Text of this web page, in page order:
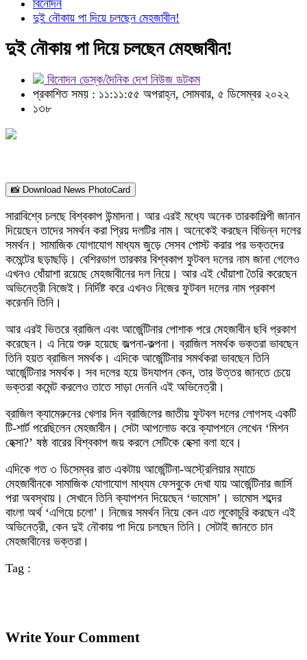
বিনোদন
দুই নৌকায় পা দিয়ে চলছেন মেহজাবীন!
দুই নৌকায় পা দিয়ে চলছেন মেহজাবীন!
বিনোদন ডেস্ক/দৈনিক দেশ নিউজ ডটকম
প্রকাশিত সময় : ১১:১১:৫৫ অপরাহ্ন, সোমবার, ৫ ডিসেম্বর ২০২২
১৩৮
📸 Download News PhotoCard
সারাবিশ্বে চলছে বিশ্বকাপ উন্মাদনা। আর এরই মধ্যে অনেক তারকাশিল্পী জানান
দিয়েছেন তাদের সমর্থন করা প্রিয় দলটির নাম। অনেকেই করছেন বিভিন্ন দলের
সমর্থন। সামাজিক যোগাযোগ মাধ্যম জুড়ে সেসব পোস্ট করার পর ভক্তদের
কমেন্টের ছড়াছড়ি। বেশিরভাগ তারকার বিশ্বকাপ ফুটবল দলের নাম জানা গেলেও
এখনও ধোঁয়াশা রয়েছে মেহজাবীনের দল নিয়ে। আর এই ধোঁয়াশা তৈরি করেছেন
অভিনেত্রী নিজেই। নির্দিষ্ট করে এখনও নিজের ফুটবল দলের নাম প্রকাশ
করেননি তিনি।
আর এরই ভিতরে ব্রাজিল এবং আর্জেন্টিনার পোশাক পরে মেহজাবীন ছবি প্রকাশ
করেছেন। এ নিয়ে শুরু হয়েছে জল্পনা-কল্পনা। ব্রাজিল সমর্থক ভক্তরা ভাবছেন
তিনি হয়ত ব্রাজিল সমর্থক। এদিকে আর্জেন্টিনার সমর্থকরা ভাবছেন তিনি
আর্জেন্টিনার সমর্থক। সব দলের হয়ে উদযাপন কেন, তার উত্তর জানতে চেয়ে
ভক্তরা কমেন্ট করলেও তাতে সাড়া দেননি এই অভিনেত্রী।
ব্রাজিল ক্যামেরুনের খেলার দিন ব্রাজিলের জাতীয় ফুটবল দলের লোগসহ একটি
টি-শার্ট পরেছিলেন মেহজাবীন। সেটা আপলোড করে ক্যাপশনে লেখেন ‘মিশন
হেক্সা?’ ষষ্ঠ বারের বিশ্বকাপ জয় করলে সেটিকে হেক্সা বলা হবে।
এদিকে গত ৩ ডিসেম্বর রাত একটায় আর্জেন্টিনা-অস্ট্রেলিয়ার ম্যাচে
মেহজাবীনকে সামাজিক যোগাযোগ মাধ্যম ফেসবুকে দেখা যায় আর্জেন্টিনার জার্সি
পরা অবস্থায়। সেখানে তিনি ক্যাপশন দিয়েছেন ‘ভামোস’। ভামোস শব্দের
বাংলা অর্থ ‘এগিয়ে চলো’। নিজের সমর্থন নিয়ে কেন এত লুকোচুরি করছেন এই
অভিনেত্রী, কেন দুই নৌকায় পা দিয়ে চলছেন তিনি। সেটাই জানতে চান
মেহজাবীনের ভক্তরা।
Tag :
Write Your Comment